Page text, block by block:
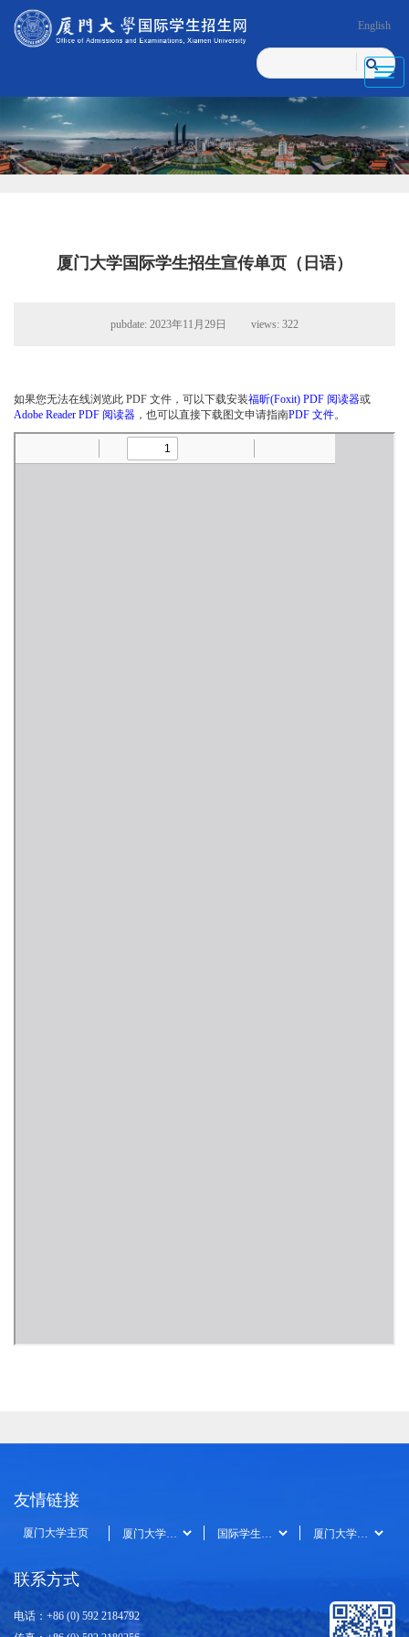
English
厦门大学国际学生招生宣传单页（日语）
pubdate: 2023年11月29日 views: 322
如果您无法在线浏览此 PDF 文件，可以下载安装福昕(Foxit) PDF 阅读器或
Adobe Reader PDF 阅读器 ，也可以直接下载图文申请指南PDF 文件。
友情链接
厦门大学主页
联系方式
电话：+86 (0) 592 2184792